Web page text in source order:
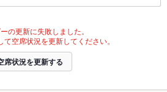
の更新に失敗しました。
空席状況を更新してください。
席状況を更新する